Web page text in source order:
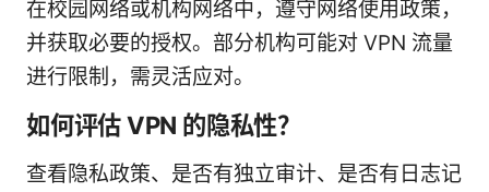
在校园网络或机构网络中，遵守网络使用政策，
并获取必要的授权。部分机构可能对 VPN 流量
进行限制，需灵活应对。
如何评估 VPN 的隐私性？
查看隐私政策、是否有独立审计、是否有日志记